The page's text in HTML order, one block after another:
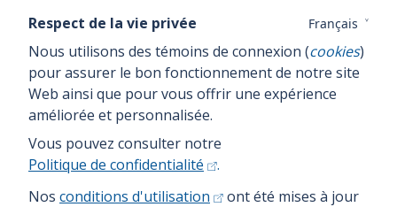
Respect de la vie privée Français
Nous utilisons des témoins de connexion (cookies)
pour assurer le bon fonctionnement de notre site
Web ainsi que pour vous offrir une expérience
améliorée et personnalisée.
Vous pouvez consulter notre
Politique de confidentialité
.
Nos conditions d'utilisation
ont été mises à jour
S'informer sur le Service d'authentification gouvernementale
Prévention de la fraude
Le consentement
Plaintes et commentaires
Nous joindre